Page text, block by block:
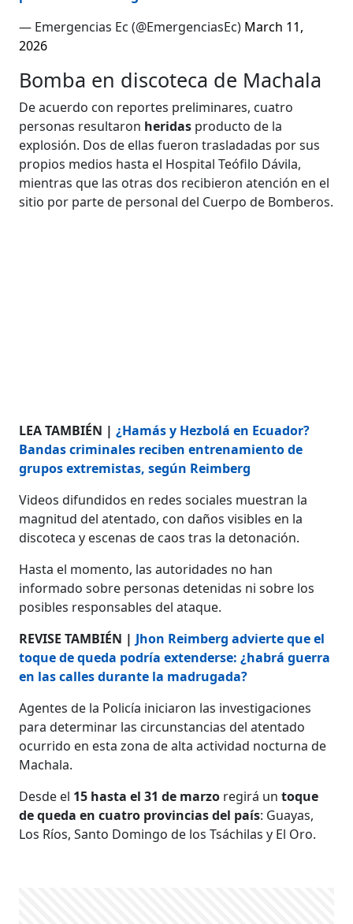
— Emergencias Ec (@EmergenciasEc) March 11,
2026
Bomba en discoteca de Machala
De acuerdo con reportes preliminares, cuatro
personas resultaron heridas producto de la
explosión. Dos de ellas fueron trasladadas por sus
propios medios hasta el Hospital Teófilo Dávila,
mientras que las otras dos recibieron atención en el
sitio por parte de personal del Cuerpo de Bomberos.
LEA TAMBIÉN |¿Hamás y Hezbolá en Ecuador?
Bandas criminales reciben entrenamiento de
grupos extremistas, según Reimberg
Videos difundidos en redes sociales muestran la
magnitud del atentado, con daños visibles en la
discoteca y escenas de caos tras la detonación.
Hasta el momento, las autoridades no han
informado sobre personas detenidas ni sobre los
posibles responsables del ataque.
REVISE TAMBIÉN | Jhon Reimberg advierte que el
toque de queda podría extenderse: ¿habrá guerra
en las calles durante la madrugada?
Agentes de la Policía iniciaron las investigaciones
para determinar las circunstancias del atentado
ocurrido en esta zona de alta actividad nocturna de
Machala.
Desde el 15 hasta el 31 de marzo regirá untoque
de queda en cuatro provincias del país: Guayas,
Los Ríos, Santo Domingo de los Tsáchilas y El Oro.